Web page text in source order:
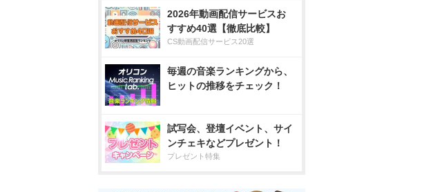
2026年動画配信サービスお
すすめ40選【徹底比較】
CS動画配信サービス20選
毎週の音楽ランキングから、
ヒットの推移をチェック！
試写会、登壇イベント、サイ
ンチェキなどプレゼント！
プレゼント特集